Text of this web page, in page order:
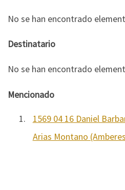
No se han encontrado
Destinatario
No se han encontrado
Mencionado
1.
1569 04 16 Daniel
Arias Montano